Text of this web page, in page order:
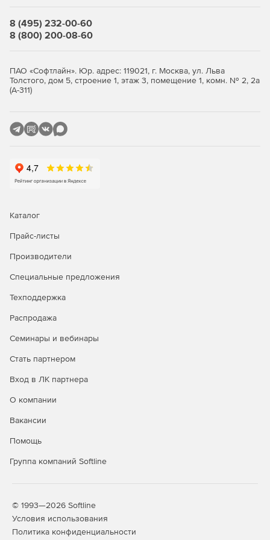
проводящих систем: заземлителей, печатных плат,
паразитных токов и токов утечки изоляционных
Модуль «Электрическое поле переменных токов»
Модуль «Нестационарное электрическое поле»
нелинейных диэлектриках.
для проектирования и анализа теплового состояния
использован для расчета механических напряжений в
различных устройствах. Это и строительные
отдельные узлы механических систем.
8 (495) 232-00-60
8 (800) 200-08-60
ПАО «Софтлайн». Юр. адрес: 119021, г. Москва, ул. Льва
Толстого, дом 5, строение 1, этаж 3, помещение 1, комн. № 2, 2а
(А-311)
Каталог
Прайс-листы
Производители
Специальные предложения
Техподдержка
Распродажа
Семинары и вебинары
Стать партнером
Вход в ЛК партнера
О компании
Вакансии
Помощь
Группа компаний Softline
© 1993—2026 Softline
Условия использования
Политика конфиденциальности